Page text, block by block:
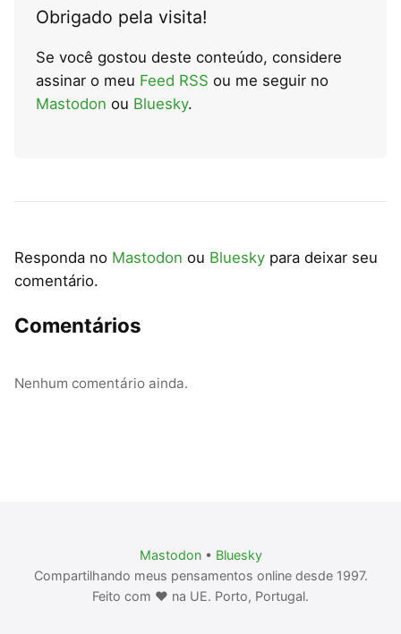
Obrigado pela visita!
Se você gostou deste conteúdo, considere
assinar o meu Feed RSS ou me seguir no
Mastodon ou Bluesky.
Responda no Mastodon ou Bluesky para deixar seu
comentário.
Comentários
Nenhum comentário ainda.
Mastodon• Bluesky
Compartilhando meus pensamentos online desde 1997.
Feito com ❤️ na UE. Porto, Portugal.